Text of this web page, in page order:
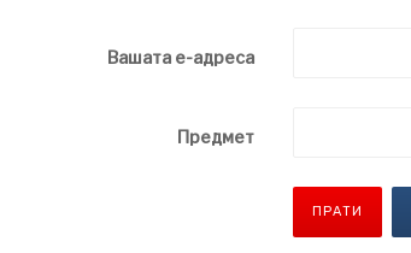
Вашата е-адреса
Предмет
ПРАТИ